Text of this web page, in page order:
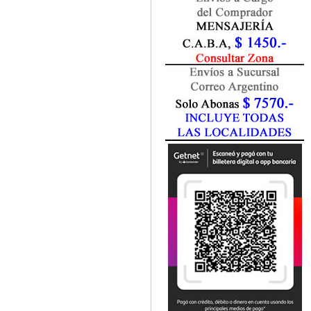
Fisiatría / Kinesiología
Fisiología / Fisiopatología
Fonoaudiología
Gastroenterología
Geriatría
Ginecología / Obstetricia
Hematología
Histología
Homeopatía
Infectología
Inmunología
Instrumentación Quirurgica
Medicina del Deporte / Rehabilitación
Medicina Emergencias / Urgencias
Medicina Forense / Legal
Medicina General
Medicina Interna